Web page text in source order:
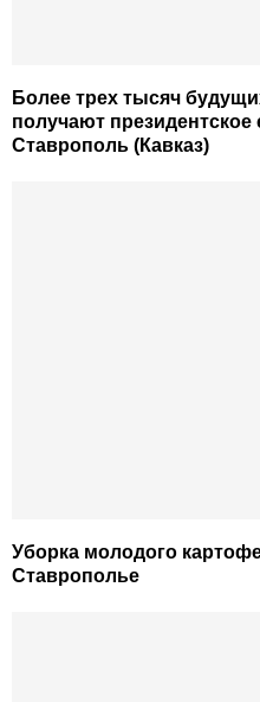
Более трех тысяч
получают
Ставрополь (Кавказ)
Уборка молодого
Ставрополье